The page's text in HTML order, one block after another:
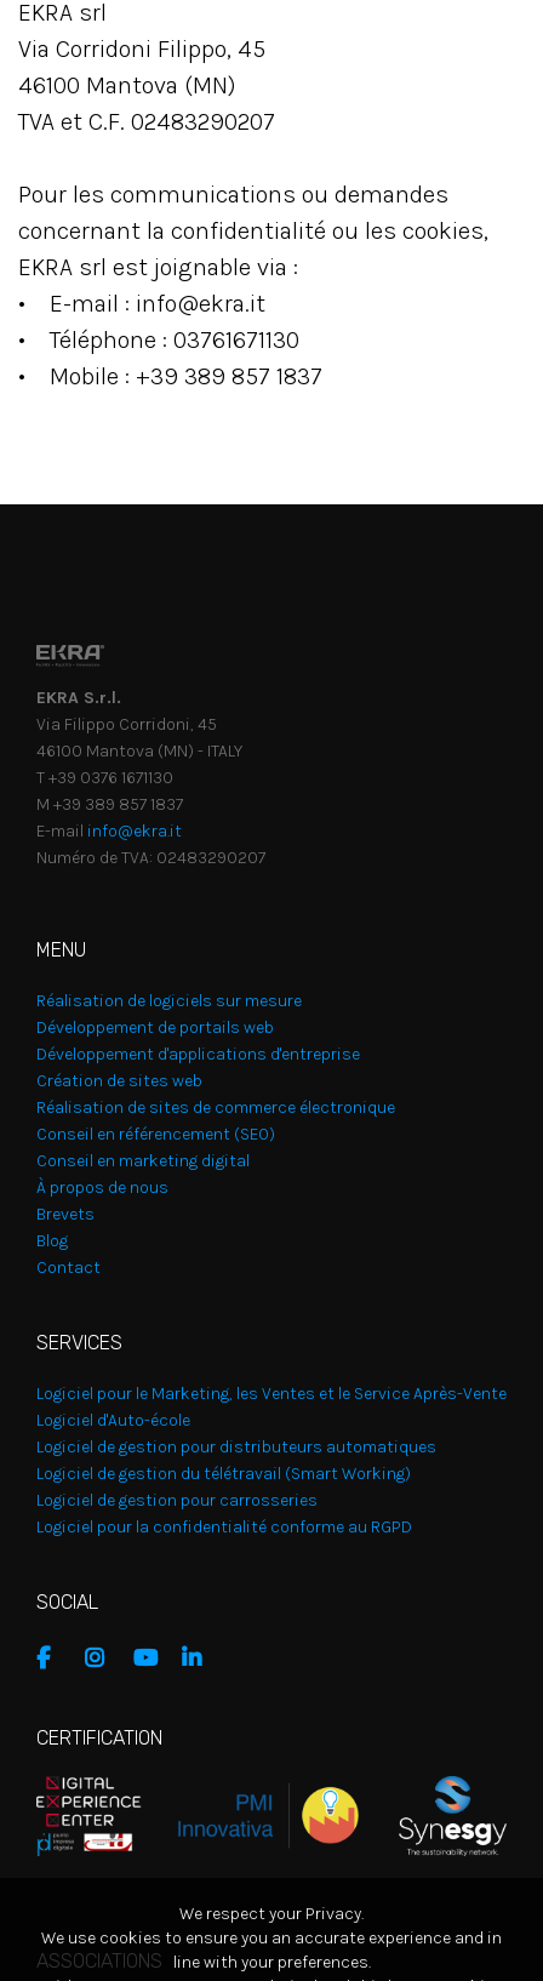
EKRA srl
Via Corridoni Filippo, 45
46100 Mantova (MN)
TVA et C.F. 02483290207
Pour les communications ou demandes
concernant la confidentialité ou les cookies,
EKRA srl est joignable via :
• E-mail : info@ekra.it
• Téléphone : 03761671130
• Mobile : +39 389 857 1837
EKRA S.r.l.
Via Filippo Corridoni, 45
46100 Mantova (MN) - ITALY
T +39 0376 1671130
M +39 389 857 1837
E-mail info@ekra.it
Numéro de TVA: 02483290207
MENU
Réalisation de logiciels sur mesure
Développement de portails web
Développement d'applications d'entreprise
Création de sites web
Réalisation de sites de commerce électronique
Conseil en référencement (SEO)
Conseil en marketing digital
À propos de nous
Brevets
Blog
Contact
SERVICES
Logiciel pour le Marketing, les Ventes et le Service Après-Vente
Logiciel d'Auto-école
Logiciel de gestion pour distributeurs automatiques
Logiciel de gestion du télétravail (Smart Working)
Logiciel de gestion pour carrosseries
Logiciel pour la confidentialité conforme au RGPD
SOCIAL
CERTIFICATION
ASSOCIATIONS
We respect your Privacy.
We use cookies to ensure you an accurate experience and in
line with your preferences.